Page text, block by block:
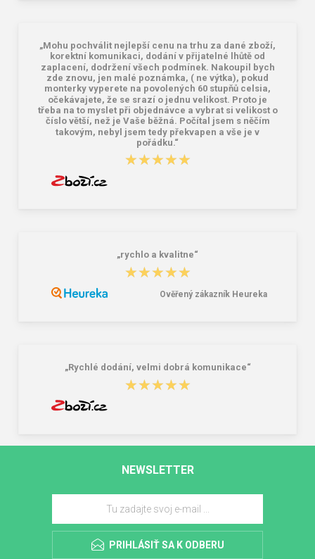
„Mohu pochválit nejlepší cenu na trhu za dané zboží,
korektní komunikaci, dodání v přijatelné lhůtě od
zaplacení, dodržení všech podmínek. Nakoupil bych
zde znovu, jen malé poznámka, ( ne výtka), pokud
monterky vyperete na povolených 60 stupňů celsia,
očekávajete, že se srazí o jednu velikost. Proto je
třeba na to myslet při objednávce a vybrat si velikost o
číslo větší, než je Vaše běžná. Počítal jsem s něčím
takovým, nebyl jsem tedy překvapen a vše je v
pořádku.“
★★★★★
★★★★★
„rychlo a kvalitne“
★★★★★
★★★★★
Ověřený zákazník Heureka
„Rychlé dodání, velmi dobrá komunikace“
★★★★★
★★★★★
NEWSLETTER
PRIHLÁSIŤ SA K ODBERU